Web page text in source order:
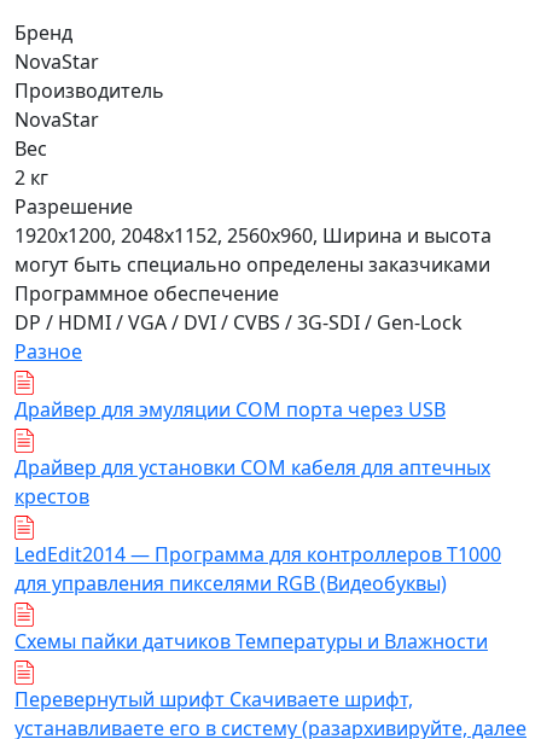
Бренд
NovaStar
Производитель
NovaStar
Вес
2 кг
Разрешение
1920x1200, 2048x1152, 2560x960, Ширина и высота
могут быть специально определены заказчиками
Программное обеспечение
DP / HDMI / VGA / DVI / CVBS / 3G-SDI / Gen-Lock
Разное
Драйвер для эмуляции COM порта через USB
Драйвер для установки COM кабеля для аптечных
крестов
LedEdit2014 — Программа для контроллеров T1000
для управления пикселями RGB (Видеобуквы)
Схемы пайки датчиков Температуры и Влажности
Перевернутый шрифт Скачиваете шрифт,
устанавливаете его в систему (разархивируйте, далее